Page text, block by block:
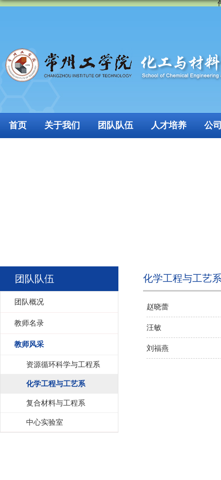
首页 关于我们 团队队伍 人才培养 公
团队队伍
团队概况
教师名录
教师风采
资源循环科学与工程系
化学工程与工艺系
复合材料与工程系
中心实验室
化学工程与工艺
赵晓蕾
汪敏
刘福燕